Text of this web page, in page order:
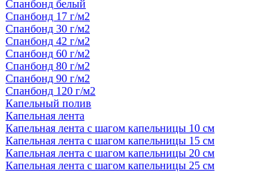
Спанбонд белый
Спанбонд 17 г/м2
Спанбонд 30 г/м2
Спанбонд 42 г/м2
Спанбонд 60 г/м2
Спанбонд 80 г/м2
Спанбонд 90 г/м2
Спанбонд 120 г/м2
Капельный полив
Капельная лента
Капельная лента с шагом капельницы 10 см
Капельная лента с шагом капельницы 15 см
Капельная лента с шагом капельницы 20 см
Капельная лента с шагом капельницы 25 см